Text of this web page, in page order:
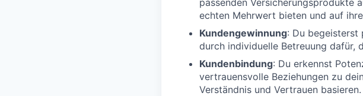
passenden Versicherungsprodukte
echten Mehrwert bieten und auf
Kundengewinnung: Du begeisterst
durch individuelle Betreuung dafür,
Kundenbindung: Du erkennst
vertrauensvolle Beziehungen zu
Verständnis und Vertrauen basieren.